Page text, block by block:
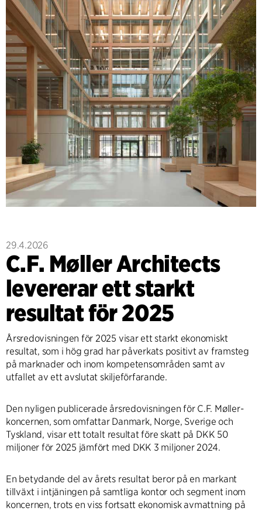
29.4.2026
C.F. Møller Architects
levererar ett starkt
resultat för 2025
Årsredovisningen för 2025 visar ett starkt ekonomiskt
resultat, som i hög grad har påverkats positivt av framsteg
på marknader och inom kompetensområden samt av
utfallet av ett avslutat skiljeförfarande.
Den nyligen publicerade årsredovisningen för C.F. Møller-
koncernen, som omfattar Danmark, Norge, Sverige och
Tyskland, visar ett totalt resultat före skatt på DKK 50
miljoner för 2025 jämfört med DKK 3 miljoner 2024.
En betydande del av årets resultat beror på en markant
tillväxt i intjäningen på samtliga kontor och segment inom
koncernen, trots en viss fortsatt ekonomisk avmattning på